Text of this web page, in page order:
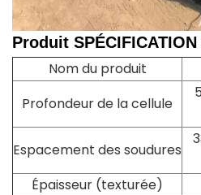
Produit SPÉCIFICATION
Nom du produit
Profondeur de la cellule
Espacement des soudures
Épaisseur (texturée)